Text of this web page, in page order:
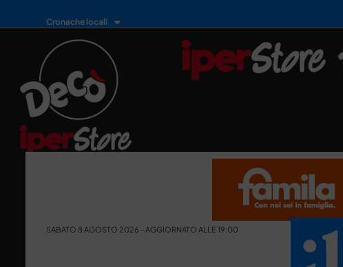
Cronache locali
SABATO 8 AGOSTO 2026 - AGGIORNATO ALLE 19:00